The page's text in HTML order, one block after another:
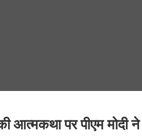
आत्‍मकथा पर पीएम मोदी